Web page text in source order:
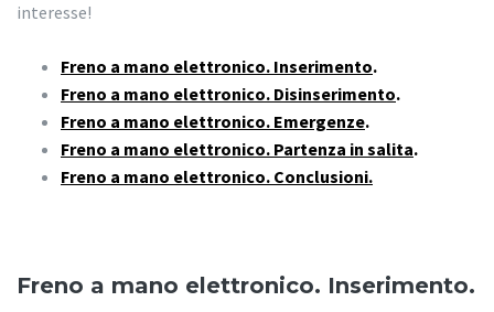
interesse!
Freno a mano elettronico. Inserimento.
Freno a mano elettronico. Disinserimento.
Freno a mano elettronico. Emergenze.
Freno a mano elettronico. Partenza in salita.
Freno a mano elettronico. Conclusioni.
Freno a mano elettronico. Inserimento.